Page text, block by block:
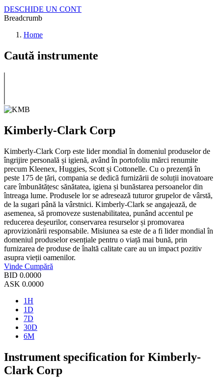
DESCHIDE UN CONT
Breadcrumb
Home
Caută instrumente
Kimberly-Clark Corp
Kimberly-Clark Corp este lider mondial în domeniul produselor de
îngrijire personală și igienă, având în portofoliu mărci renumite
precum Kleenex, Huggies, Scott și Cottonelle. Cu o prezență în
peste 175 de țări, compania se dedică furnizării de soluții inovatoare
care îmbunătățesc sănătatea, igiena și bunăstarea persoanelor din
întreaga lume. Produsele lor se adresează tuturor grupelor de vârstă,
de la sugari până la vârstnici. Kimberly-Clark se angajează, de
asemenea, să promoveze sustenabilitatea, punând accentul pe
reducerea deșeurilor, conservarea resurselor și promovarea
aprovizionării responsabile. Misiunea sa este de a fi lider mondial în
domeniul produselor esențiale pentru o viață mai bună, prin
furnizarea de produse de înaltă calitate care au un impact pozitiv
asupra vieții oamenilor.
Vinde Cumpără
BID 0.0000
ASK 0.0000
1H
1D
7D
30D
6M
Instrument specification for Kimberly-
Clark Corp